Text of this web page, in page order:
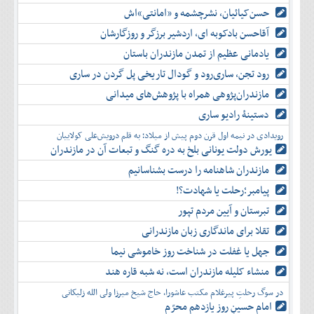
حسن‌کیائیان، نشرچشمه و «امانتی»اش
آقاحسن بادکوبه ای، اردشیر برزگر و روزگارشان
یادمانی عظیم از تمدن مازندران باستان
رود تجن، ساری‌رود و گودال تاریخی پل گردن در ساری
مازندران‌پژوهی همراه با پژوهش‌های میدانی
دستینۀ رادیو ساری
رویدادی در نیمه اول قرن دوم پیش از میلاد؛ به قلم درویش‌علی کولاییان
یورش دولت یونانی بلخ به دره گنگ و تبعات آن در مازندران
مازندران شاهنامه را درست بشناسانیم
پیامبر؛رحلت یا شهادت؟!
تبرستان و آیین مردم تپور
تقلا برای ماندگاری زبان مازندرانی
جهل یا غفلت در شناخت روز خاموشی نیما
منشاء کلیله مازندران است، نه شبه قاره هند
در سوگ رحلتِ پیرغلام مکتب عاشورا، حاج شیخ میرزا ولی الله زلیکانی
امام حسینِ روز یازدهم محرّم